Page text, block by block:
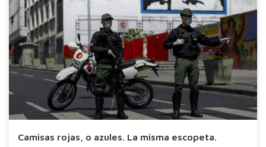
Camisas rojas, o azules. La misma escopeta.